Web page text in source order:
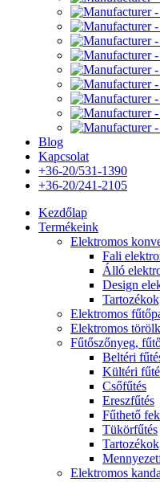
Blog
Kapcsolat
+36-20/531-1390
+36-20/241-2105
Kezdőlap
Termékeink
Elektromos
Fali
Álló
Design
Elektromos
Elektromos
Fűtőszőnyeg,
Beltéri
Kültéri
Csőfűtés
Ereszfűtés
Fűthető
Tükörfűtés
Elektromos